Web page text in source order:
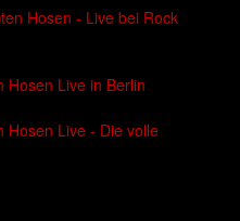
Hosen - Live bei Rock
Hosen Live in Berlin
Hosen Live - Die volle